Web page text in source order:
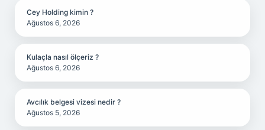
Cey Holding kimin ?
Ağustos 6, 2026
Kulaçla nasıl ölçeriz ?
Ağustos 6, 2026
Avcılık belgesi vizesi nedir ?
Ağustos 5, 2026